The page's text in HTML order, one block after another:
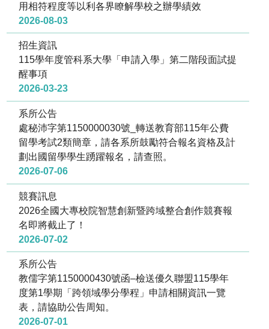
用相符程度等以利各界瞭解學校之辦學績效
2026-08-03
招生資訊
115學年度管科系大學「申請入學」第二階段面試提
醒事項
2026-03-23
系所公告
處秘沛字第1150000030號_轉送教育部115年公費
留學考試2類簡章，請各系所鼓勵符合報名資格及計
劃出國留學學生踴躍報名，請查照。
2026-07-06
競賽訊息
2026全國大專校院智慧創新暨跨域整合創作競賽報
名即將截止了！
2026-07-02
系所公告
教儒字第1150000430號函–檢送優久聯盟115學年
度第1學期「跨領域學分學程」申請相關資訊一覽
表，請協助公告周知。
2026-07-01